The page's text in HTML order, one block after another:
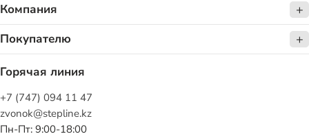
Компания
Покупателю
Горячая линия
+7 (747) 094 11 47
zvonok@stepline.kz
Пн-Пт: 9:00-18:00